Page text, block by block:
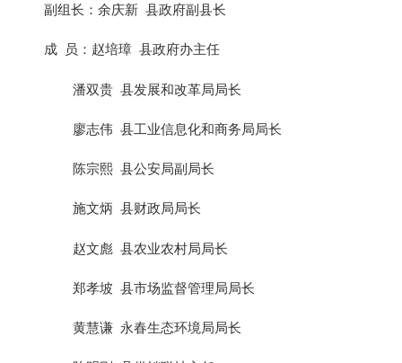
副组长：余庆新 县政府副县长
成 员：赵培璋 县政府办主任
潘双贵 县发展和改革局局长
廖志伟 县工业信息化和商务局局长
陈宗熙 县公安局副局长
施文炳 县财政局局长
赵文彪 县农业农村局局长
郑孝坡 县市场监督管理局局长
黄慧谦 永春生态环境局局长